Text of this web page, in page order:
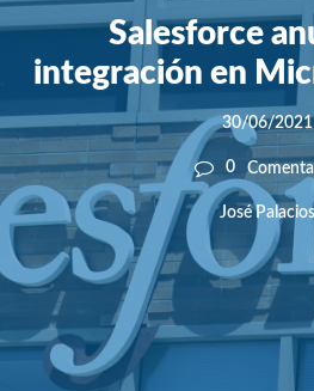
Salesforce
integración en
30/06/2021
0
José Palacios